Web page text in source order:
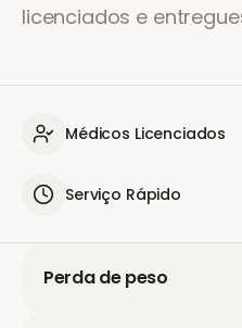
licenciados e
Médicos Licenciados
Serviço Rápido
Perda de peso